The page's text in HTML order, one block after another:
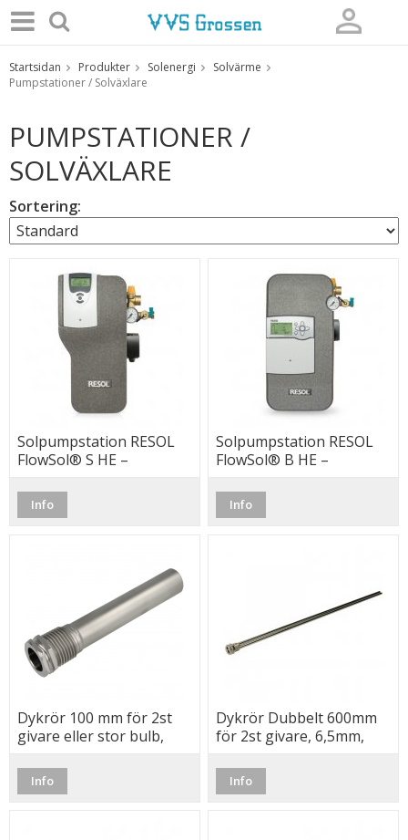
Produkten har blivit tillagd i varukorgen
Startsidan Produkter Solenergi
Solvärme
Pumpstationer / Solväxlare
PUMPSTATIONER /
SOLVÄXLARE
Sortering:
Solpumpstation RESOL
FlowSol® S HE –
3 givare
Info
Solpumpstation RESOL
FlowSol® B HE –
3 givare
Info
Dykrör 100 mm för 2st
givare eller stor bulb,
Info
Dykrör Dubbelt 600mm
för 2st givare, 6,5mm,
Info